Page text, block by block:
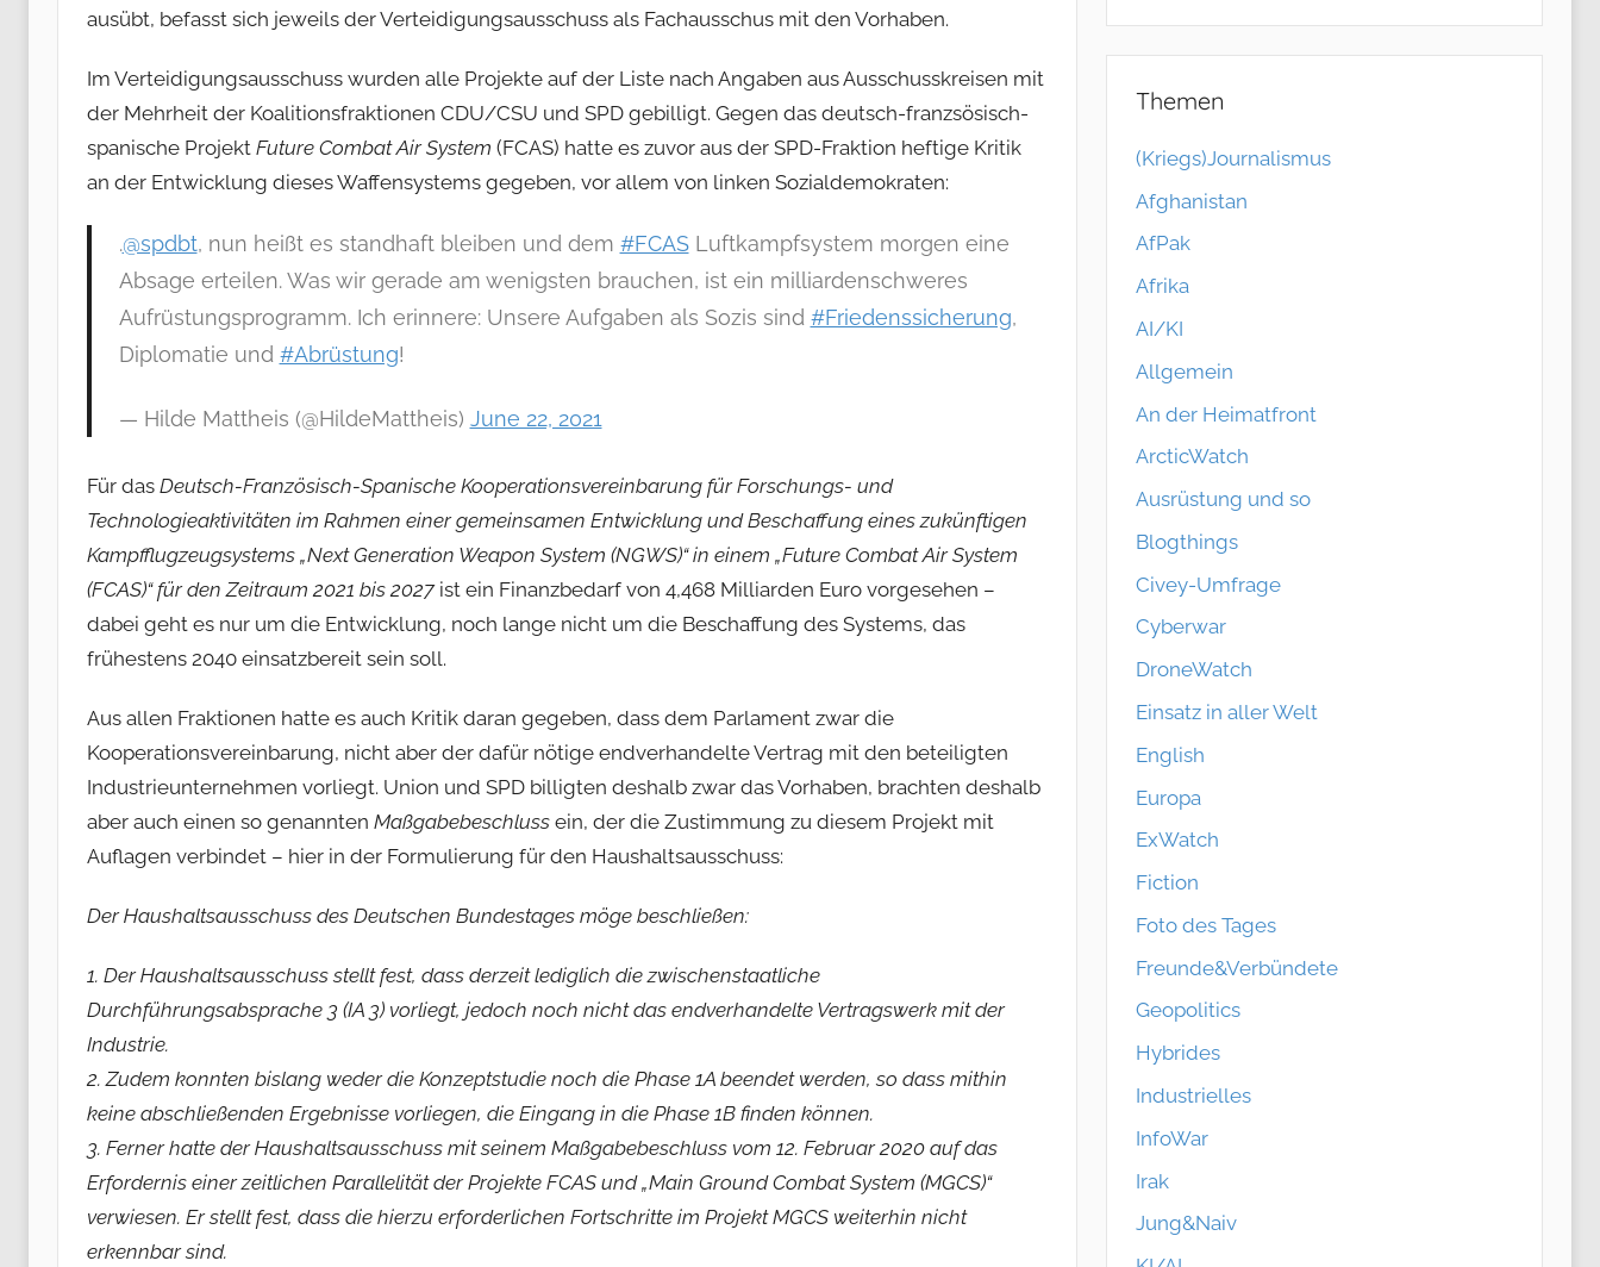
ausübt, befasst sich jeweils der Verteidigungsausschuss als Fachausschus mit den Vorhaben.
Im Verteidigungsausschuss wurden alle Projekte auf der Liste nach Angaben aus Ausschusskreisen mit
der Mehrheit der Koalitionsfraktionen CDU/CSU und SPD gebilligt. Gegen das deutsch-franzsösisch-
spanische Projekt Future Combat Air System (FCAS) hatte es zuvor aus der SPD-Fraktion heftige Kritik
an der Entwicklung dieses Waffensystems gegeben, vor allem von linken Sozialdemokraten:
.@spdbt, nun heißt es standhaft bleiben und dem #FCASLuftkampfsystem morgen eine
Absage erteilen. Was wir gerade am wenigsten brauchen, ist ein milliardenschweres
Aufrüstungsprogramm. Ich erinnere: Unsere Aufgaben als Sozis sind #Friedenssicherung,
Diplomatie und #Abrüstung!
— Hilde Mattheis (@HildeMattheis) June 22, 2021
Für das Deutsch-Französisch-Spanische Kooperationsvereinbarung für Forschungs- und
Technologieaktivitäten im Rahmen einer gemeinsamen Entwicklung und Beschaffung eines zukünftigen
Kampfflugzeugsystems „Next Generation Weapon System (NGWS)“ in einem „Future Combat Air System
(FCAS)“ für den Zeitraum 2021 bis 2027 ist ein Finanzbedarf von 4,468 Milliarden Euro vorgesehen –
dabei geht es nur um die Entwicklung, noch lange nicht um die Beschaffung des Systems, das
frühestens 2040 einsatzbereit sein soll.
Aus allen Fraktionen hatte es auch Kritik daran gegeben, dass dem Parlament zwar die
Kooperationsvereinbarung, nicht aber der dafür nötige endverhandelte Vertrag mit den beteiligten
Industrieunternehmen vorliegt. Union und SPD billigten deshalb zwar das Vorhaben, brachten deshalb
aber auch einen so genannten Maßgabebeschluss ein, der die Zustimmung zu diesem Projekt mit
Auflagen verbindet – hier in der Formulierung für den Haushaltsausschuss:
Der Haushaltsausschuss des Deutschen Bundestages möge beschließen:
1. Der Haushaltsausschuss stellt fest, dass derzeit lediglich die zwischenstaatliche
Durchführungsabsprache 3 (IA 3) vorliegt, jedoch noch nicht das endverhandelte Vertragswerk mit der
Industrie.
2. Zudem konnten bislang weder die Konzeptstudie noch die Phase 1A beendet werden, so dass mithin
keine abschließenden Ergebnisse vorliegen, die Eingang in die Phase 1B finden können.
3. Ferner hatte der Haushaltsausschuss mit seinem Maßgabebeschluss vom 12. Februar 2020 auf das
Erfordernis einer zeitlichen Parallelität der Projekte FCAS und „Main Ground Combat System (MGCS)“
verwiesen. Er stellt fest, dass die hierzu erforderlichen Fortschritte im Projekt MGCS weiterhin nicht
erkennbar sind.
Themen
(Kriegs)Journalismus
Afghanistan
AfPak
Afrika
AI/KI
Allgemein
An der Heimatfront
ArcticWatch
Ausrüstung und so
Blogthings
Civey-Umfrage
Cyberwar
DroneWatch
Einsatz in aller Welt
English
Europa
ExWatch
Fiction
Foto des Tages
Freunde&Verbündete
Geopolitics
Hybrides
Industrielles
InfoWar
Irak
Jung&Naiv